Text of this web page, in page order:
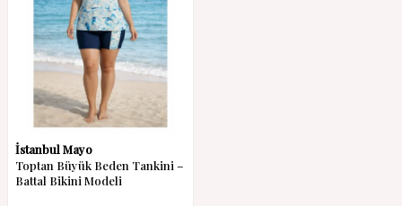
İstanbul Mayo
Toptan Büyük Beden Tankini –
Battal Bikini Modeli